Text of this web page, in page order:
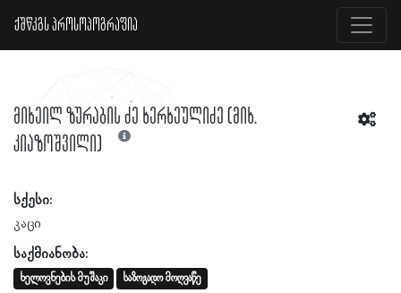
ქშწკგს პროსოპოგრაფია
მიხეილ ზურაბის ძე ხერხეულიძე (მიხ.
კიაზოშვილი)
სქესი:
კაცი
საქმიანობა:
ხელოვნების მუშაკი საზოგადო მოღვაწე